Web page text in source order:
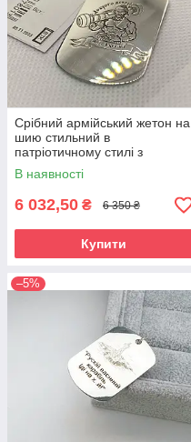
Срібний армійський жетон на
шию стильний в
патріотичному стилі з
козаком
В наявності
6 032,50 ₴ 6 350 ₴
Купити
–5%